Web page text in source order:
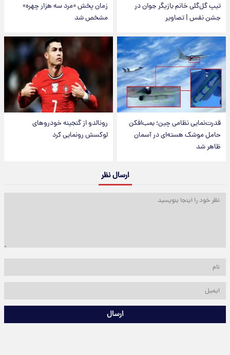
تیپ گل‌گلی خانم بازیگر جوان در
جشن نفس | تصاویر
زمان پخش «مرد سه هزار چهره»
مشخص شد
قدرت‌نمایی نظامی چین؛ بمب‌افکن
حامل موشک هسته‌ای در آسمان
ظاهر شد
رونالدو از گنجینه خودروهای
لوکسش رونمایی کرد
ارسال نظر
ارسال